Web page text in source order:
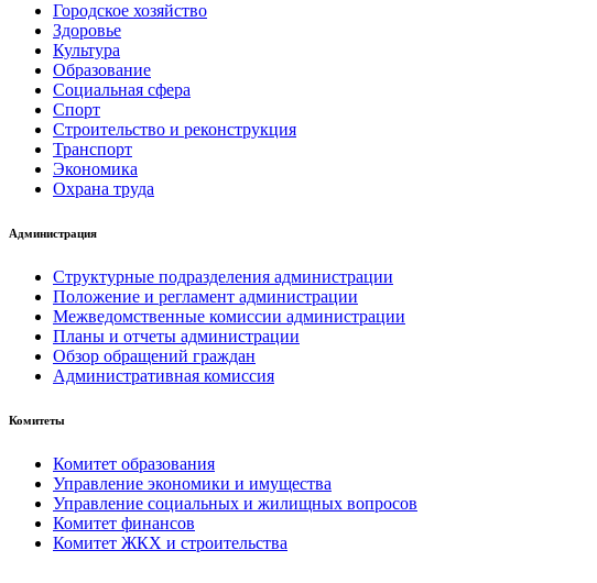
Городское хозяйство
Здоровье
Культура
Образование
Социальная сфера
Спорт
Строительство и реконструкция
Транспорт
Экономика
Охрана труда
Администрация
Структурные подразделения администрации
Положение и регламент администрации
Межведомственные комиссии администрации
Планы и отчеты администрации
Обзор обращений граждан
Административная комиссия
Комитеты
Комитет образования
Управление экономики и имущества
Управление социальных и жилищных вопросов
Комитет финансов
Комитет ЖКХ и строительства